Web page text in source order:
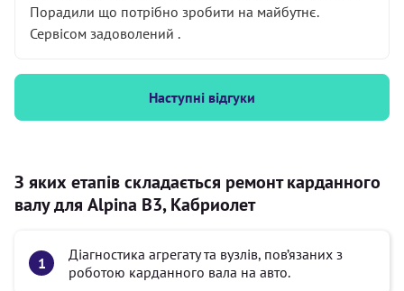
Порадили що потрібно зробити на майбутнє.
Сервісом задоволений .
Наступні відгуки
З яких етапів складається ремонт карданного
валу для Alpina B3, Кабриолет
Діагностика агрегату та вузлів, пов’язаних з
роботою карданного вала на авто.